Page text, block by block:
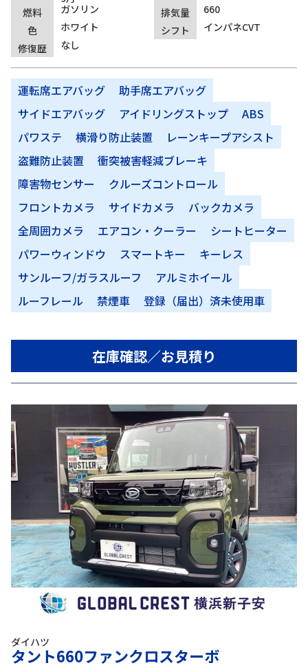
燃料
ガソリン 排気量
660
色
ホワイト シフト
インパネCVT
修復歴
なし
運転席エアバッグ
助手席エアバッグ
サイドエアバッグ
アイドリングストップ
ABS
パワステ
横滑り防止装置
レーンキープアシスト
盗難防止装置
衝突被害軽減ブレーキ
障害物センサー
クルーズコントロール
フロントカメラ
サイドカメラ
バックカメラ
全周囲カメラ
エアコン・クーラー
シートヒーター
パワーウィンドウ
スマートキー
キーレス
サンルーフ/ガラスルーフ
アルミホイール
ルーフレール
禁煙車 登録（届出）済未使用車
在庫確認／お見積り
ダイハツ
タント660ファンクロスターボ